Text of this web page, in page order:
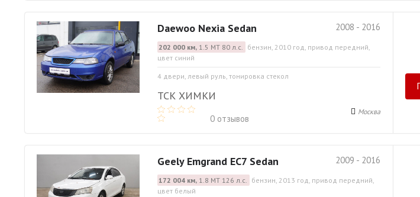
2008 - 2016
Daewoo Nexia Sedan
202 000 км,1.5 МТ 80 л.с. бензин, 2010 год, привод передний,
цвет синий
4 двери, левый руль, тонировка стекол
ТСК ХИМКИ
0 отзывов
Москва
2009 - 2016
Geely Emgrand EC7 Sedan
172 004 км,1.8 МТ 126 л.с. бензин, 2013 год, привод передний,
цвет белый